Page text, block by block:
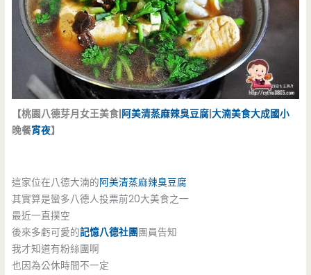
【桃園八德芽月女王美食|阿美清蒸麻辣臭豆腐|大湳美食大成國小
晚餐宵夜】
這家位在八德大湳的阿美清蒸麻辣臭豆腐
其實算是蠻多八德人投票前20大美食之一
最近一直撲空
後來多虧可愛的記憶八德社團 團員告知
我才知道有粉絲團啊
也因為公休時間不一定